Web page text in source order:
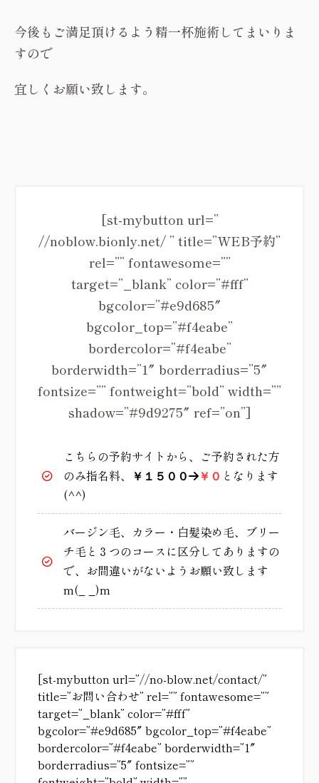
今後もご満足頂けるよう精一杯施術してまいりま
すので
宜しくお願い致します。
[st-mybutton url=”
//noblow.bionly.net/ ” title=”WEB予約”
rel=”” fontawesome=””
target=”_blank” color=”#fff”
bgcolor=”#e9d685″
bgcolor_top=”#f4eabe”
bordercolor=”#f4eabe”
borderwidth=”1″ borderradius=”5″
fontsize=”” fontweight=”bold” width=””
shadow=”#9d9275″ ref=”on”]
こちらの予約サイトから、ご予約された方
のみ指名料、
￥１５００→￥０ となります
(^^)
バージン毛、カラー・白髪染め毛、ブリー
チ毛と３つのコースに区分してありますの
で、お間違いがないようお願い致します
m(_ _)m
[st-mybutton url=”//no-blow.net/contact/”
title=”お問い合わせ” rel=”” fontawesome=””
target=”_blank” color=”#fff”
bgcolor=”#e9d685″ bgcolor_top=”#f4eabe”
bordercolor=”#f4eabe” borderwidth=”1″
borderradius=”5″ fontsize=””